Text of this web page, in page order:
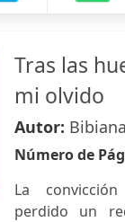
Tras las
mi olvido
Autor:
Número de
La
perdido un